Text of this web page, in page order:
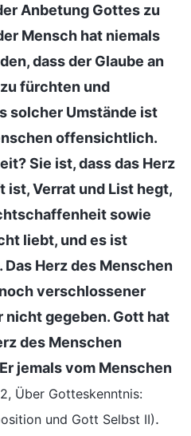
Anbetung Gottes zu
Mensch hat niemals
dass der Glaube an
fürchten und
solcher Umstände ist
offensichtlich.
Sie ist, dass das Herz
ist, Verrat und List hegt,
sowie
liebt, und es ist
Herz des Menschen
verschlossener
nicht gegeben. Gott hat
des Menschen
jemals vom Menschen
Über Gotteskenntnis:
und Gott Selbst II).